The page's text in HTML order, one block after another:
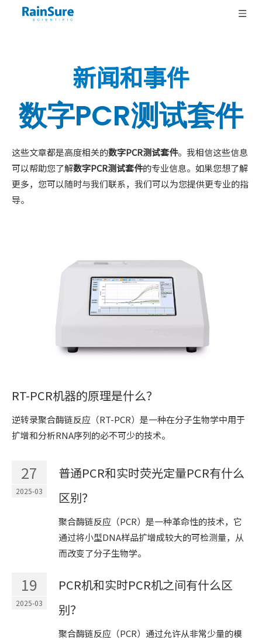
新闻和事件
数字PCR测试套件
这些文章都是高度相关的数字PCR测试套件。我相信这些信息
可以帮助您了解数字PCR测试套件的专业信息。如果您想了解
更多，您可以随时与我们联系，我们可以为您提供更专业的指
导。
RT-PCR机器的原理是什么？
逆转录聚合酶链反应（RT-PCR）是一种在分子生物学中用于
扩增和分析RNA序列的必不可少的技术。
27
2025-03
普通PCR和实时荧光定量PCR有什么
区别？
聚合酶链反应（PCR）是一种革命性的技术，它
通过将小型DNA样品扩增成较大的可检测量，从
而改变了分子生物学。
19
2025-03
PCR机和实时PCR机之间有什么区
别？
聚合酶链反应（PCR）通过允许从非常少量的模